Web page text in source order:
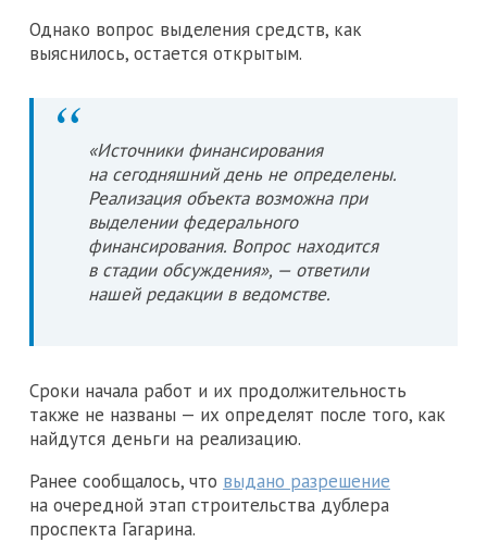
Однако вопрос выделения средств, как
выяснилось, остается открытым.
«Источники финансирования
на сегодняшний день не определены.
Реализация объекта возможна при
выделении федерального
финансирования. Вопрос находится
в стадии обсуждения», — ответили
нашей редакции в ведомстве.
Сроки начала работ и их продолжительность
также не названы — их определят после того, как
найдутся деньги на реализацию.
Ранее сообщалось, что выдано разрешение
на очередной этап строительства дублера
проспекта Гагарина.